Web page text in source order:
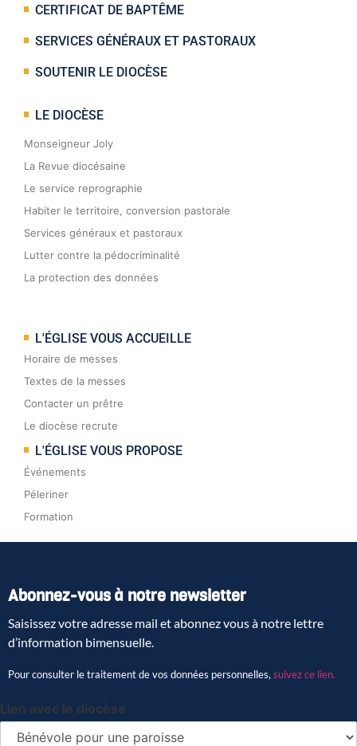
CERTIFICAT DE BAPTÊME
SERVICES GÉNÉRAUX ET PASTORAUX
SOUTENIR LE DIOCÈSE
LE DIOCÈSE
Monseigneur Joly
La Revue diocésaine
Le service reprographie
Habiter le territoire, conversion pastorale
Services généraux et pastoraux
Lutter contre la pédocriminalité
La protection des données
L'ÉGLISE VOUS ACCUEILLE
Horaire de messes
Textes de la messes
Contacter un prêtre
Le diocèse recrute
L'ÉGLISE VOUS PROPOSE
Événements
Péleriner
Formation
Abonnez-vous à notre newsletter
Saisissez votre adresse mail et abonnez vous à notre lettre
d’information bimensuelle.
Pour consulter le traitement de vos données personnelles, suivez ce lien.
Lien avec le diocèse